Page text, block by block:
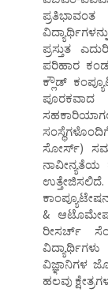
ಪ್ರಸ್ತುತ
ಪರಿಹಾರ
ಕ್ಲೌಡ್
ಸೋರ್ಸ್)
ನಾವೀನ್ಯತೆಯ
&
ರೀಸರ್ಚ್
ವಿಜ್ಞಾನಿಗಳ
ಹಲವು